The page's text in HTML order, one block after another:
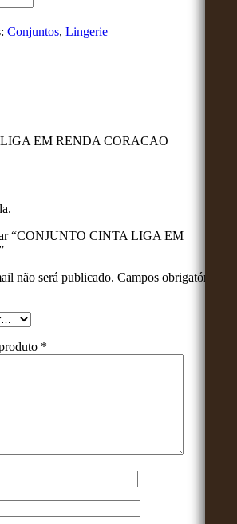
Conjuntos, Lingerie
EM RENDA CORACAO
“CONJUNTO CINTA LIGA EM
não será publicado. Campos obrigatórios
*